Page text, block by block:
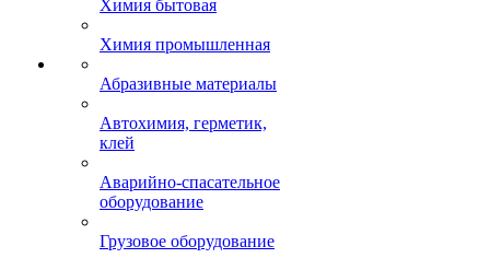
Химия бытовая
Химия промышленная
Абразивные материалы
Автохимия, герметик,
клей
Аварийно-спасательное
оборудование
Грузовое оборудование